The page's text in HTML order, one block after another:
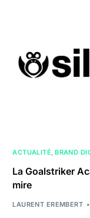
ACTUALITÉ,BRAND
La Goalstriker
mire
LAURENT EREMBERT